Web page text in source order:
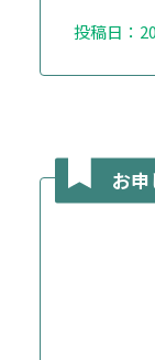
投稿日：
お申